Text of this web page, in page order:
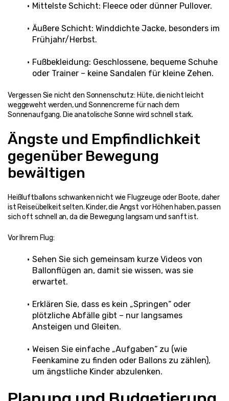
Mittelste Schicht: Fleece oder dünner Pullover.
Äußere Schicht: Winddichte Jacke, besonders im
Frühjahr/Herbst.
Fußbekleidung: Geschlossene, bequeme Schuhe
oder Trainer – keine Sandalen für kleine Zehen.
Vergessen Sie nicht den Sonnenschutz: Hüte, die nicht leicht
weggeweht werden, und Sonnencreme für nach dem
Sonnenaufgang. Die anatolische Sonne wird schnell stark.
Ängste und Empfindlichkeit
gegenüber Bewegung
bewältigen
Heißluftballons schwanken nicht wie Flugzeuge oder Boote, daher
ist Reiseübelkeit selten. Kinder, die Angst vor Höhen haben, passen
sich oft schnell an, da die Bewegung langsam und sanft ist.
Vor Ihrem Flug:
Sehen Sie sich gemeinsam kurze Videos von
Ballonflügen an, damit sie wissen, was sie
erwartet.
Erklären Sie, dass es kein „Springen“ oder
plötzliche Abfälle gibt – nur langsames
Ansteigen und Gleiten.
Weisen Sie einfache „Aufgaben“ zu (wie
Feenkamine zu finden oder Ballons zu zählen),
um ängstliche Kinder abzulenken.